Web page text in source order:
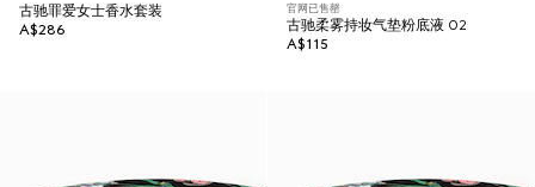
古驰罪爱女士香水套装
A$286
官网已售罄
古驰柔雾持妆气垫粉底液 02
A$115